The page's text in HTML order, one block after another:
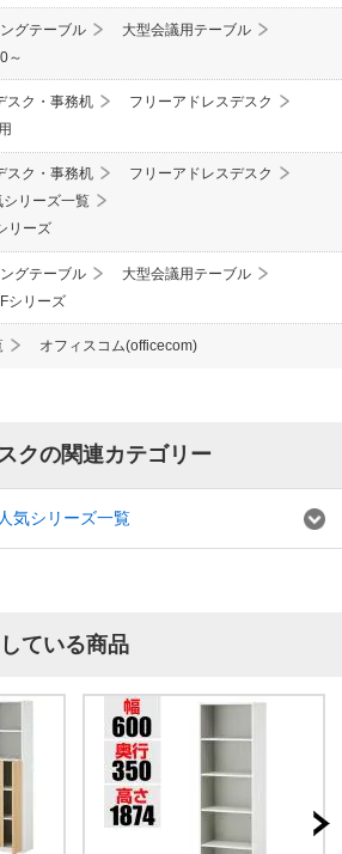
グテーブル
大型会議用テーブル
～
スク・事務机
フリーアドレスデスク
スク・事務机
フリーアドレスデスク
リーズ一覧
リーズ
グテーブル
大型会議用テーブル
シリーズ
オフィスコム(officecom)
クの関連カテゴリー
気シリーズ一覧
ている商品